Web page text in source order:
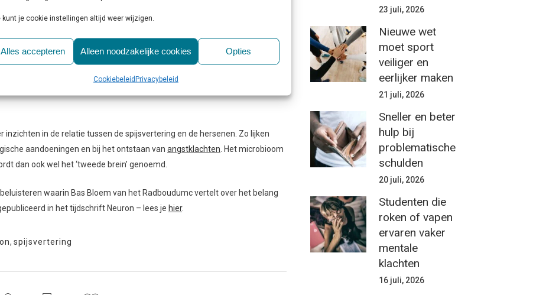
kunt je cookie instellingen altijd weer wijzigen.
Alles accepteren Alleen noodzakelijke cookies Opties
CookiebeleidPrivacybeleid
laatste is een aanwijzing dat aanwezigheid van het lichaamseigen eiwit
– in ieder geval bij muizen en mogelijk ook bij mensen – in het
per se in de hersenen hoeft te beginnen. Of dit altijd het geval is, valt
in de relatie tussen de spijsvertering en de hersenen. Zo lijken
aandoeningen en bij het ontstaan van angstklachten. Het microbioom
dan ook wel het ‘tweede brein’ genoemd.
waarin Bas Bloem van het Radboudumc vertelt over het belang
in het tijdschrift Neuron – lees je hier.
, spijsvertering
23 juli, 2026
Nieuwe wet
moet sport
veiliger en
eerlijker maken
21 juli, 2026
Sneller en beter
hulp bij
problematische
schulden
20 juli, 2026
Studenten die
roken of vapen
ervaren vaker
mentale
klachten
16 juli, 2026